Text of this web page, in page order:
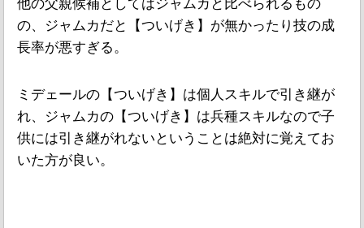
他の父親候補としてはジャムカと比べられるもの
の、ジャムカだと【ついげき】が無かったり技の成
長率が悪すぎる。
ミデェールの【ついげき】は個人スキルで引き継が
れ、ジャムカの【ついげき】は兵種スキルなので子
供には引き継がれないということは絶対に覚えてお
いた方が良い。